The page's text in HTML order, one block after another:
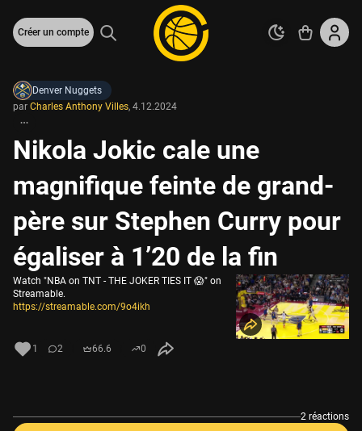
Créer un compte
Denver Nuggets
par Charles Anthony Villes, 4.12.2024
Nikola Jokic cale une
magnifique feinte de grand-
père sur Stephen Curry pour
égaliser à 1’20 de la fin
Watch "NBA on TNT - THE JOKER TIES IT 😱" on
Streamable.
https://streamable.com/9o4ikh
1 2 66.6 0
2 réactions